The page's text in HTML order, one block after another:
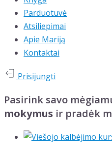
Parduotuvė
Atsiliepimai
Apie Mariją
Kontaktai
Prisijungti
Pasirink savo
mokymus ir pradėk